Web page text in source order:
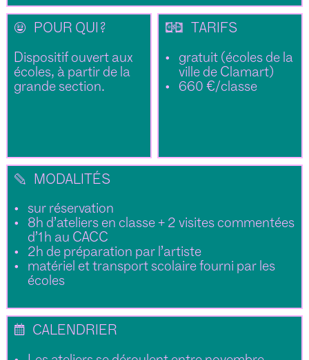
🌝 POUR QUI ?
Dispositif ouvert aux
écoles, à partir de la
grande section.
✎ MODALITÉS
sur réservation
8h d’ateliers en classe + 2 visites commentées
d’1h au CACC
2h de préparation par l’artiste
matériel et transport scolaire fourni par les
écoles
💵 TARIFS
gratuit (écoles de la
ville de Clamart)
660 €/classe
📅 CALENDRIER